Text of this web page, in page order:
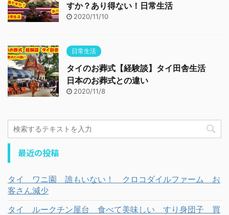
すか？あり得ない！日常生活
2020/11/10
日常生活
タイのお葬式【経験談】タイ田舎生活
日本のお葬式との違い
2020/11/8
最近の投稿
タイ ワニ園 誰もいない！ クロコダイルファーム お
客さん減少
タイ ルークチン屋台 食べて美味しい すり身団子 買